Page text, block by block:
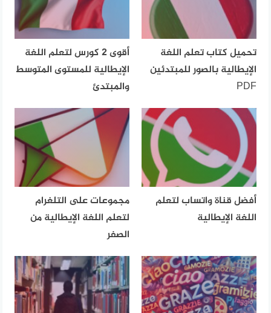
تحميل كتاب تعلم اللغة
الإيطالية بالصور للمبتدئين
PDF
أقوى 2 كورس لتعلم اللغة
الإيطالية للمستوى المتوسط
والمبتدئ
أفضل قناة واتساب لتعلم
اللغة الإيطالية
مجموعات على التلغرام
لتعلم اللغة الإيطالية من
الصفر